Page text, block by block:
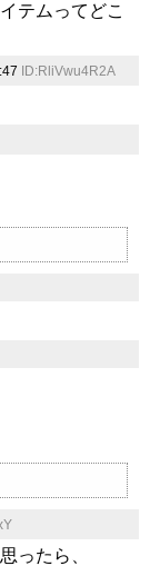
テムってどこ
ID:RliVwu4R2A
ったら、